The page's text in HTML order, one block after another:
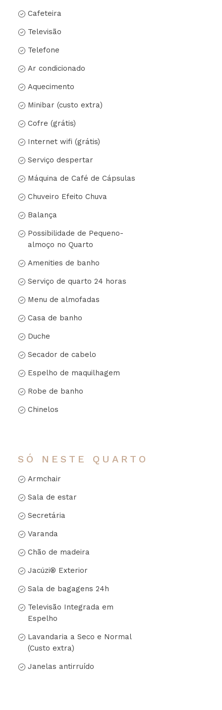
Cafeteira
Televisão
Telefone
Ar condicionado
Aquecimento
Minibar (custo extra)
Cofre (grátis)
Internet wifi (grátis)
Serviço despertar
Máquina de Café de Cápsulas
Chuveiro Efeito Chuva
Balança
Possibilidade de Pequeno-
almoço no Quarto
Amenities de banho
Serviço de quarto 24 horas
Menu de almofadas
Casa de banho
Duche
Secador de cabelo
Espelho de maquilhagem
Robe de banho
Chinelos
SÓ NESTE QUARTO
Armchair
Sala de estar
Secretária
Varanda
Chão de madeira
Jacúzi® Exterior
Sala de bagagens 24h
Televisão Integrada em
Espelho
Lavandaria a Seco e Normal
(Custo extra)
Janelas antirruído